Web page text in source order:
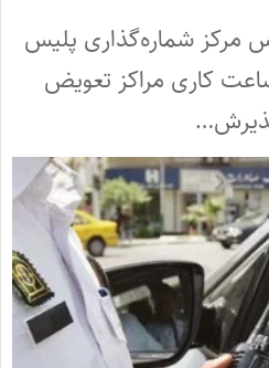
مرکز شماره‌گذاری پلیس
ساعت کاری مراکز تعویض